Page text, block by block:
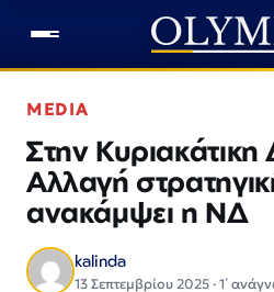
MEDIA
Στην
Αλλαγή
ανακάμψει η ΝΔ
kalinda
13 Σεπτεμβρίου 2025 · 1΄